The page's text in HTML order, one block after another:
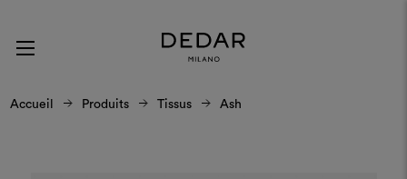
Accueil Produits Tissus Ash